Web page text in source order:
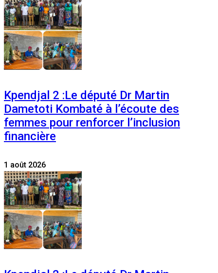
Kpendjal 2 :Le député Dr Martin
Dametoti Kombaté à l’écoute des
femmes pour renforcer l’inclusion
financière
1 août 2026